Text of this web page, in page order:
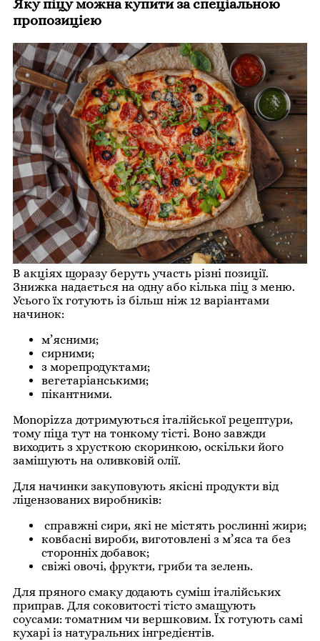
Яку піцу можна купити за спеціальною
пропозицією
В акціях щоразу беруть участь різні позиції.
Знижка надається на одну або кілька піц з меню.
Усього їх готують із більш ніж 12 варіантами
начинок:
м’ясними;
сирними;
з морепродуктами;
вегетаріанськими;
пікантними.
Monopizza дотримуються італійської рецептури,
тому піца тут на тонкому тісті. Воно завжди
виходить з хрусткою скоринкою, оскільки його
замішують на оливковій олії.
Для начинки закуповують якісні продукти від
ліцензованих виробників:
справжні сири, які не містять рослинні жири;
ковбасні вироби, виготовлені з м’яса та без
сторонніх добавок;
свіжі овочі, фрукти, гриби та зелень.
Для пряного смаку додають суміш італійських
приправ. Для соковитості тісто змащують
соусами: томатним чи вершковим. Їх готують самі
кухарі із натуральних інгредієнтів.